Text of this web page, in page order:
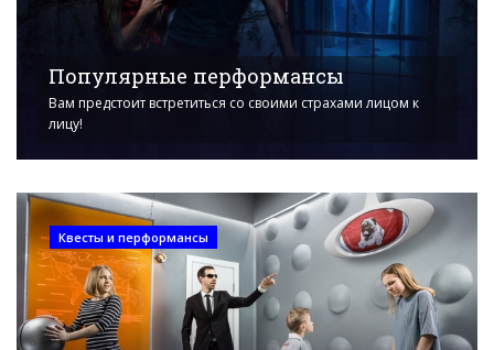
Популярные перформансы
Вам предстоит встретиться со своими страхами лицом к
лицу!
Квесты и перформансы